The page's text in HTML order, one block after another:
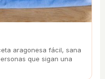
aragonesa fácil, sana
que sigan una